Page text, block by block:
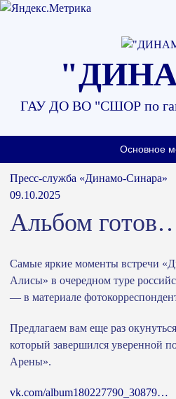
ГАУ ДО ВО "СШОР по
Основное
Пресс-служба «Динамо-Синара»
09.10.2025
Альбом
Самые яркие моменты встречи
Алисы» в очередном туре
— в материале
Предлагаем вам еще раз
который завершился уверенной
Арены».
vk.com/album180227790_30879…